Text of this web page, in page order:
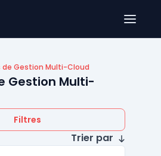
de Gestion Multi-Cloud
Gestion Multi-
Filtres
Trier par